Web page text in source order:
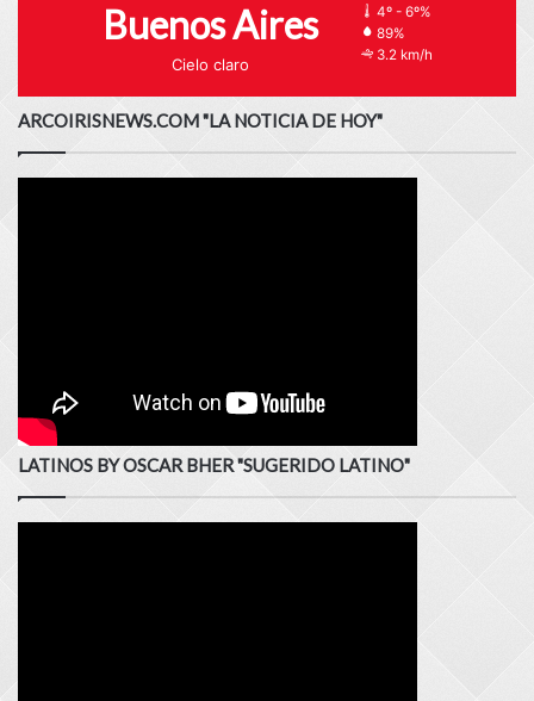
Buenos Aires
Cielo claro
4º - 6º%
89%
3.2 km/h
ARCOIRISNEWS.COM "LA NOTICIA DE HOY"
LATINOS BY OSCAR BHER "SUGERIDO LATINO"